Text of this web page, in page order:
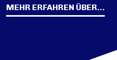
MEHR ERFAHREN ÜBER...